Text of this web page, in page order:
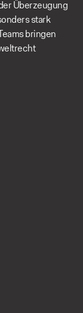
Überzeugung
stark
bringen